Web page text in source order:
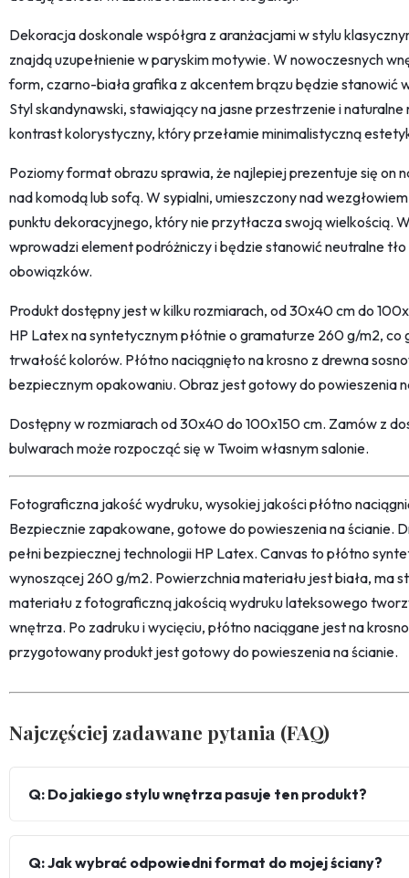
Dekoracja doskonale współgra z aranżacjami w stylu
znajdą uzupełnienie w paryskim motywie. W nowoczesnych
form, czarno-biała grafika z akcentem brązu będzie stanowić
Styl skandynawski, stawiający na jasne przestrzenie i
kontrast kolorystyczny, który przełamie minimalistyczną
Poziomy format obrazu sprawia, że najlepiej prezentuje się on
nad komodą lub sofą. W sypialni, umieszczony nad
punktu dekoracyjnego, który nie przytłacza swoją wielkością.
wprowadzi element podróżniczy i będzie stanowić neutralne
obowiązków.
Produkt dostępny jest w kilku rozmiarach, od 30x40 cm do
HP Latex na syntetycznym płótnie o gramaturze 260 g/m2,
trwałość kolorów. Płótno naciągnięto na krosno z drewna
bezpiecznym opakowaniu. Obraz jest gotowy do powieszenia
Dostępny w rozmiarach od 30x40 do 100x150 cm. Zamów z
bulwarach może rozpocząć się w Twoim własnym salonie.
Fotograficzna jakość wydruku, wysokiej jakości płótno
Bezpiecznie zapakowane, gotowe do powieszenia na ścianie.
pełni bezpiecznej technologii HP Latex. Canvas to płótno
wynoszącej 260 g/m2. Powierzchnia materiału jest biała, ma
materiału z fotograficzną jakością wydruku lateksowego
wnętrza. Po zadruku i wycięciu, płótno naciągane jest na
przygotowany produkt jest gotowy do powieszenia na ścianie.
Najczęściej zadawane pytania (FAQ)
Q: Do jakiego stylu wnętrza pasuje ten produkt?
Q: Jak wybrać odpowiedni format do mojej ściany?